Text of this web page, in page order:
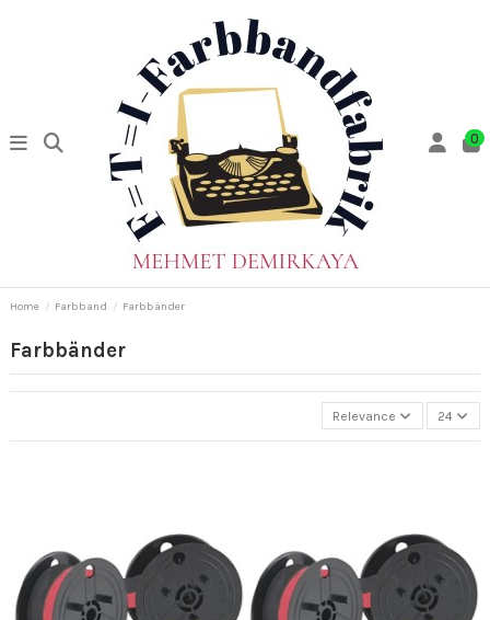
0
Home Farbband Farbbänder
Farbbänder
Relevance 24